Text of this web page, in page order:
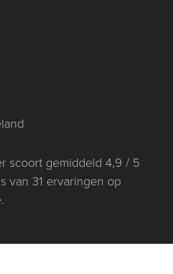
scoort gemiddeld 4,9 / 5
van 31 ervaringen op